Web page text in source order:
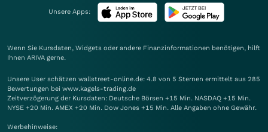
Unsere Apps:
Wenn Sie Kursdaten, Widgets oder andere Finanzinformationen benötigen, hilft
Ihnen ARIVA gerne.
Unsere User schätzen wallstreet-online.de: 4.8 von 5 Sternen ermittelt aus 285
Bewertungen bei www.kagels-trading.de
Zeitverzögerung der Kursdaten: Deutsche Börsen +15 Min. NASDAQ +15 Min.
NYSE +20 Min. AMEX +20 Min. Dow Jones +15 Min. Alle Angaben ohne Gewähr.
Werbehinweise: